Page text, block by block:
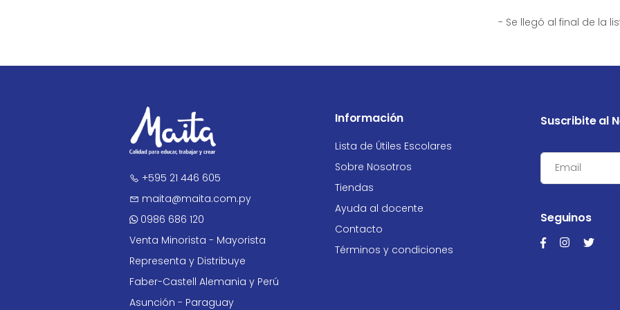
- Se llegó al final de la
+595 21 446 605
maita@maita.com.py
0986 686 120
Venta Minorista - Mayorista
Representa y Distribuye
Faber-Castell Alemania y Perú
Asunción - Paraguay
Información
Lista de Útiles Escolares
Sobre Nosotros
Tiendas
Ayuda al docente
Contacto
Términos y condiciones
Suscribite al
Seguinos